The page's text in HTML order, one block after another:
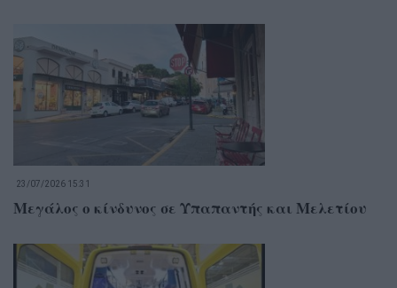
23/07/2026 15:31
Μεγάλος ο κίνδυνος σε Υπαπαντής και Μελετίου